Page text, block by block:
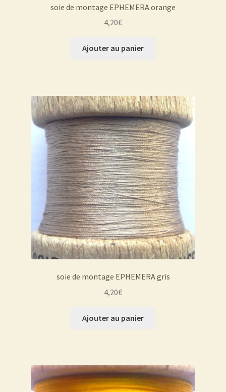
soie de montage EPHEMERA orange
4,20€
Ajouter au panier
soie de montage EPHEMERA gris
4,20€
Ajouter au panier